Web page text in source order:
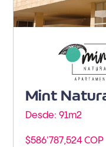
Genovés
Mint
Desde: 91m2
$586'787,524 COP